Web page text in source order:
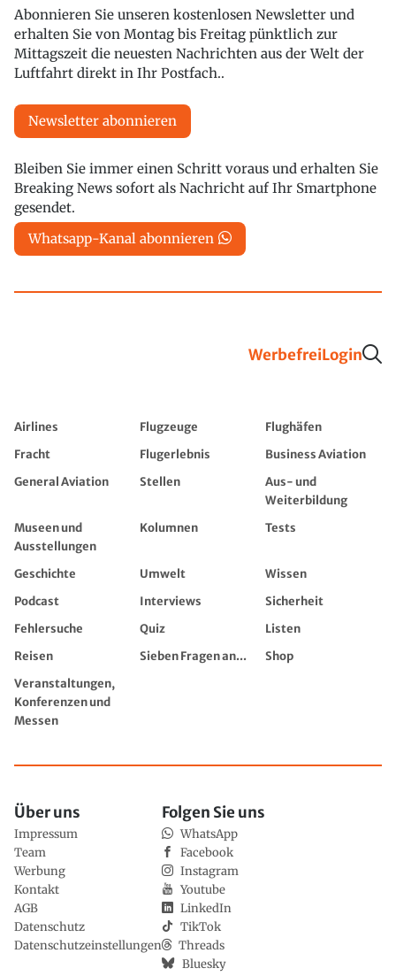
Abonnieren Sie unseren kostenlosen Newsletter und
erhalten Sie von Montag bis Freitag pünktlich zur
Mittagszeit die neuesten Nachrichten aus der Welt der
Luftfahrt direkt in Ihr Postfach..
Newsletter abonnieren
Bleiben Sie immer einen Schritt voraus und erhalten Sie
Breaking News sofort als Nachricht auf Ihr Smartphone
gesendet.
Whatsapp-Kanal abonnieren
WerbefreiLogin
Airlines Flugzeuge
Flughäfen
Fracht
Flugerlebnis
Business Aviation
General Aviation
Stellen
Aus- und
Weiterbildung
Museen und
Ausstellungen
Kolumnen Tests
Geschichte Umwelt
Wissen
Podcast
Interviews
Sicherheit
Fehlersuche
Quiz
Listen
Reisen
Sieben Fragen an...
Shop
Veranstaltungen,
Konferenzen und
Messen
Über uns
Impressum
Team
Werbung
Kontakt
AGB
Datenschutz
Datenschutzeinstellungen
Folgen Sie uns
WhatsApp
Facebook
Instagram
Youtube
LinkedIn
TikTok
Threads
Bluesky